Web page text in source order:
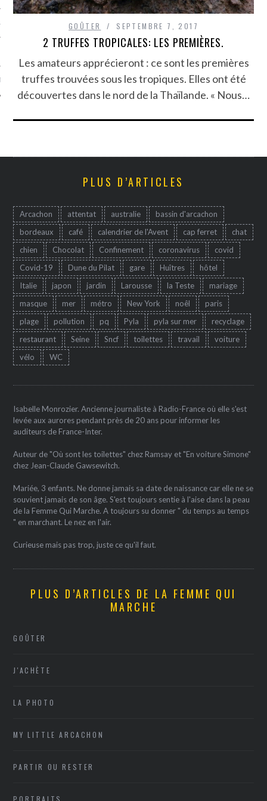
ARCACHON GOÛTER SEPTEMBRE 7, 2017
2 TRUFFES TROPICALES: LES PREMIÈRES.
Les amateurs apprécieront : ce sont les premières
truffes trouvées sous les tropiques. Elles ont été
découvertes dans le nord de la Thaïlande. « Nous…
PLUS D’ARTICLES
Arcachon attentat australie
bassin d'arcachon
bordeaux
café calendrier de l'Avent cap ferret
chat
chien
Chocolat Confinement coronavirus
covid
Covid-19
Dune du Pilat gare Huîtres
hôtel
Italie
japon jardin Larousse la Teste
mariage
masque
mer métro New York noêl
paris
plage
pollution pq Pyla pyla sur mer
recyclage
restaurant
Seine Sncf toilettes travail
voiture
vélo
WC
Isabelle Monrozier. Ancienne journaliste à Radio-France où elle s'est
levée aux aurores pendant près de 20 ans pour informer les
auditeurs de France-Inter.
Auteur de "Où sont les toilettes" chez Ramsay et "En voiture Simone"
chez Jean-Claude Gawsewitch.
Mariée, 3 enfants. Ne donne jamais sa date de naissance car elle ne se
souvient jamais de son âge. S'est toujours sentie à l'aise dans la peau
de la Femme Qui Marche. A toujours su donner " du temps au temps
" en marchant. Le nez en l'air.
Curieuse mais pas trop, juste ce qu'il faut.
PLUS D’ARTICLES DE LA FEMME QUI
MARCHE
GOÛTER
J'ACHÈTE
LA PHOTO
MY LITTLE ARCACHON
PARTIR OU RESTER
PORTRAITS